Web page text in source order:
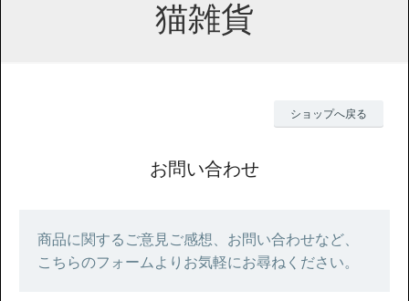
猫雑貨
ショップへ戻る
お問い合わせ
商品に関するご意見ご感想、お問い合わせなど、
こちらのフォームよりお気軽にお尋ねください。